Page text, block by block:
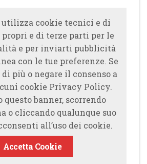
utilizza cookie tecnici e di
e di terze parti per le
e per inviarti pubblicità
con le tue preferenze. Se
più o negare il consenso a
cookie Privacy Policy.
questo banner, scorrendo
o cliccando qualunque suo
all’uso dei cookie.
Accetta Cookie